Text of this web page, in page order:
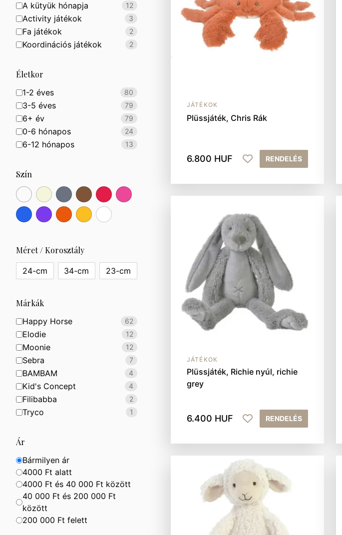
A kütyük hónapja 12
Activity játékok 3
Fa játékok 2
Koordinációs játékok 2
Életkor
1-2 éves 80
3-5 éves 79
6+ év 79
0-6 hónapos 24
6-12 hónapos 13
Szín
Méret / Korosztály
24-cm 34-cm 23-cm
Márkák
Happy Horse 62
Elodie 12
Moonie 12
Sebra 7
BAMBAM 4
Kid's Concept 4
Filibabba 2
Tryco 1
Ár
Bármilyen ár
4000 Ft alatt
4000 Ft és 40 000 Ft között
40 000 Ft és 200 000 Ft
között
200 000 Ft felett
JÁTÉKOK
Plüssjáték, Chris Rák
6.800 HUF RENDELÉS
JÁTÉKOK
Plüssjáték, Richie nyúl, richie
grey
6.400 HUF RENDELÉS